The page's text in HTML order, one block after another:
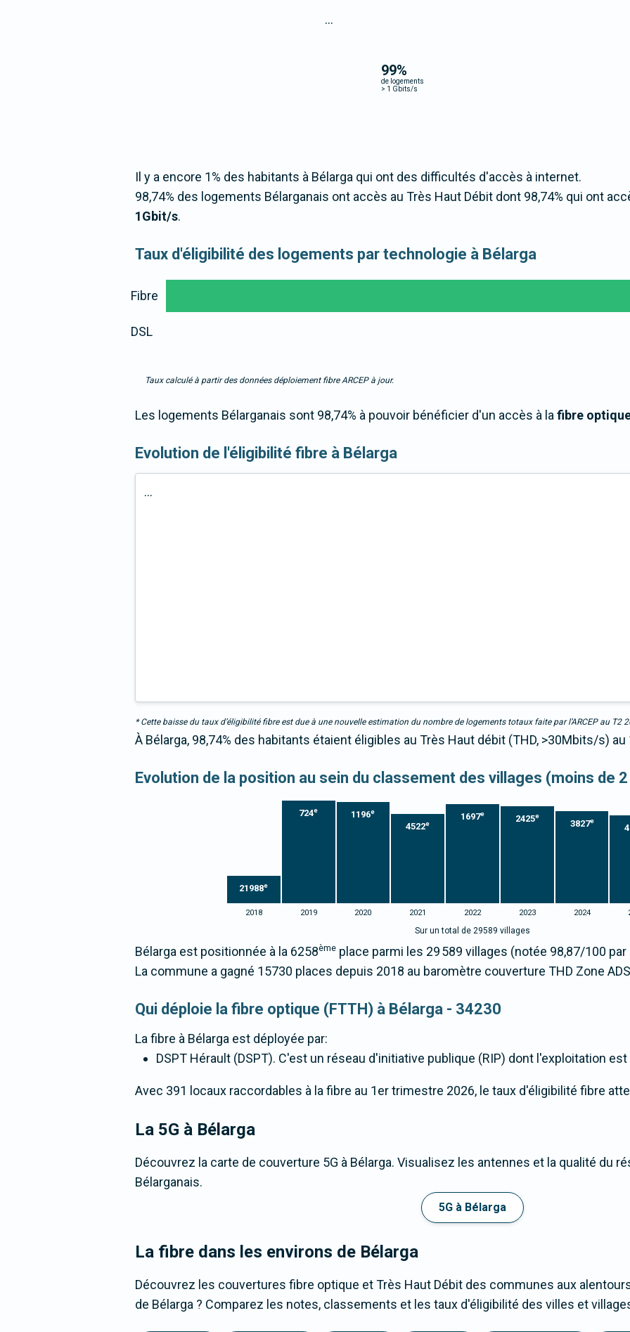
99%
de logements
> 1 Gbits/s
...
Il y a encore 1% des habitants à Bélarga qui ont des difficultés d'accès à internet.
98,74% des logements Bélarganais ont accès au Très Haut Débit dont 98,74% qui ont
1Gbit/s.
Taux d'éligibilité des logements par technologie à Bélarga
Fibre
DSL
Taux calculé à partir des données déploiement fibre ARCEP à jour.
Les logements Bélarganais sont 98,74% à pouvoir bénéficier d'un accès à lafibre
Evolution de l'éligibilité fibre à Bélarga
...
* Cette baisse du taux d’éligibilité fibre est due à une nouvelle estimation du nombre de logements totaux faite par l’ARCEP au T2
À Bélarga, 98,74% des habitants étaient éligibles au Très Haut débit (THD, >30Mbits/s)
Evolution de la position au sein du classement des villages (moins de
21988e
724e 1196e
4522e
1697e 2425e
3827e
2018 2019 2020 2021 2022 2023 2024
Sur un total de 29589 villages
Bélarga est positionnée à la 6258ème place parmi les 29 589 villages (notée 98,87/100
La commune a gagné 15730 places depuis 2018 au baromètre couverture THD Zone
Qui déploie la fibre optique (FTTH) à Bélarga - 34230
La fibre à Bélarga est déployée par:
DSPT Hérault (DSPT). C'est un réseau d'initiative publique (RIP) dont l'exploitation
Avec 391 locaux raccordables à la fibre au 1er trimestre 2026, le taux d'éligibilité fibre
La 5G à Bélarga
Découvrez la carte de couverture 5G à Bélarga. Visualisez les antennes et la qualité du
Bélarganais.
5G à Bélarga
La fibre dans les environs de Bélarga
Découvrez les couvertures fibre optique et Très Haut Débit des communes aux
de Bélarga ? Comparez les notes, classements et les taux d'éligibilité des villes et